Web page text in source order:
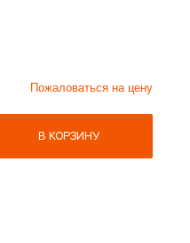
Пожаловаться на цену
В КОРЗИНУ